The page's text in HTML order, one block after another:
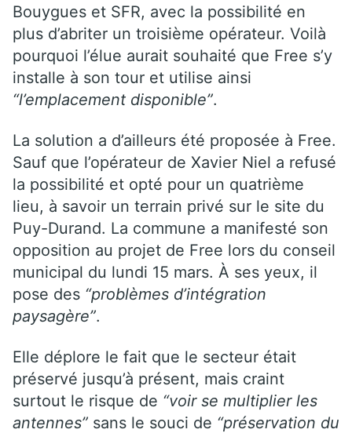
Bouygues et SFR, avec la possibilité en
plus d’abriter un troisième opérateur. Voilà
pourquoi l’élue aurait souhaité que Free s’y
installe à son tour et utilise ainsi
“l’emplacement disponible”.
La solution a d’ailleurs été proposée à Free.
Sauf que l’opérateur de Xavier Niel a refusé
la possibilité et opté pour un quatrième
lieu, à savoir un terrain privé sur le site du
Puy-Durand. La commune a manifesté son
opposition au projet de Free lors du conseil
municipal du lundi 15 mars. À ses yeux, il
pose des “problèmes d’intégration
paysagère”.
Elle déplore le fait que le secteur était
préservé jusqu’à présent, mais craint
surtout le risque de “voir se multiplier les
antennes” sans le souci de “préservation du